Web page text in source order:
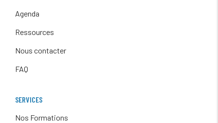
Agenda
Ressources
Nous contacter
FAQ
SERVICES
Nos Formations